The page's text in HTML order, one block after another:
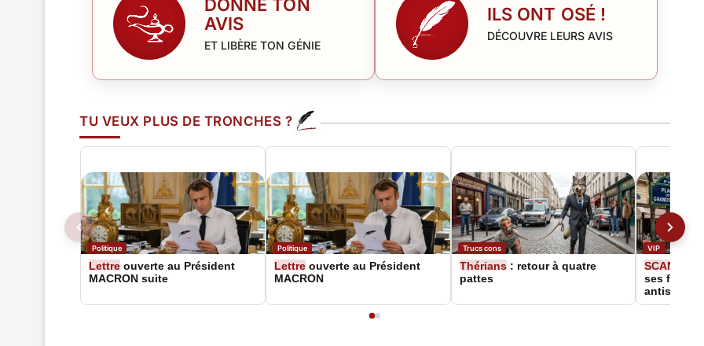
DONNE TON
AVIS
ET LIBÈRE TON GÉNIE
ILS ONT OSÉ !
DÉCOUVRE LEURS AVIS
TU VEUX PLUS DE TRONCHES ?
Politique
Lettre ouverte au Président
MACRON suite
Politique
Lettreouverte au Président
MACRON
Trucs cons
Thérians: retour à quatre
pattes
VIP
SCANDALE
ses fans,
antisémites